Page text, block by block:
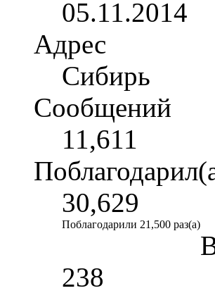
05.11.2014
Адрес
Сибирь
Сообщений
11,611
30,629
Поблагодарили 21,500 раз(а)
238